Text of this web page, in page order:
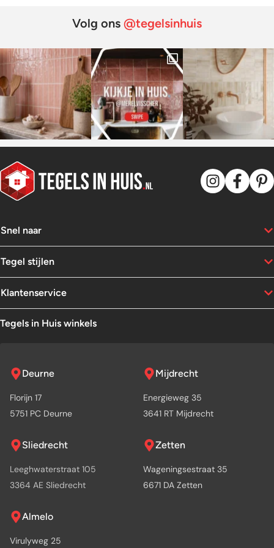
Volg ons @tegelsinhuis
Snel naar
Tegel stijlen
Klantenservice
Tegels in Huis winkels
Deurne
Florijn 17
5751 PC Deurne
Mijdrecht
Energieweg 35
3641 RT Mijdrecht
Sliedrecht
Leeghwaterstraat 105
3364 AE Sliedrecht
Zetten
Wageningsestraat 35
6671 DA Zetten
Almelo
Virulyweg 25